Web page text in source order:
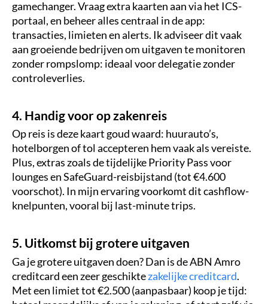
gamechanger. Vraag extra kaarten aan via het ICS-
portaal, en beheer alles centraal in de app:
transacties, limieten en alerts. Ik adviseer dit vaak
aan groeiende bedrijven om uitgaven te monitoren
zonder rompslomp: ideaal voor delegatie zonder
controleverlies.
4. Handig voor op zakenreis
Op reis is deze kaart goud waard: huurauto’s,
hotelborgen of tol accepteren hem vaak als vereiste.
Plus, extras zoals de tijdelijke Priority Pass voor
lounges en SafeGuard-reisbijstand (tot €4.600
voorschot). In mijn ervaring voorkomt dit cashflow-
knelpunten, vooral bij last-minute trips.
5. Uitkomst bij grotere uitgaven
Ga je grotere uitgaven doen? Dan is de ABN Amro
creditcard een zeer geschiktezakelijke creditcard.
Met een limiet tot €2.500 (aanpasbaar) koop je tijd: